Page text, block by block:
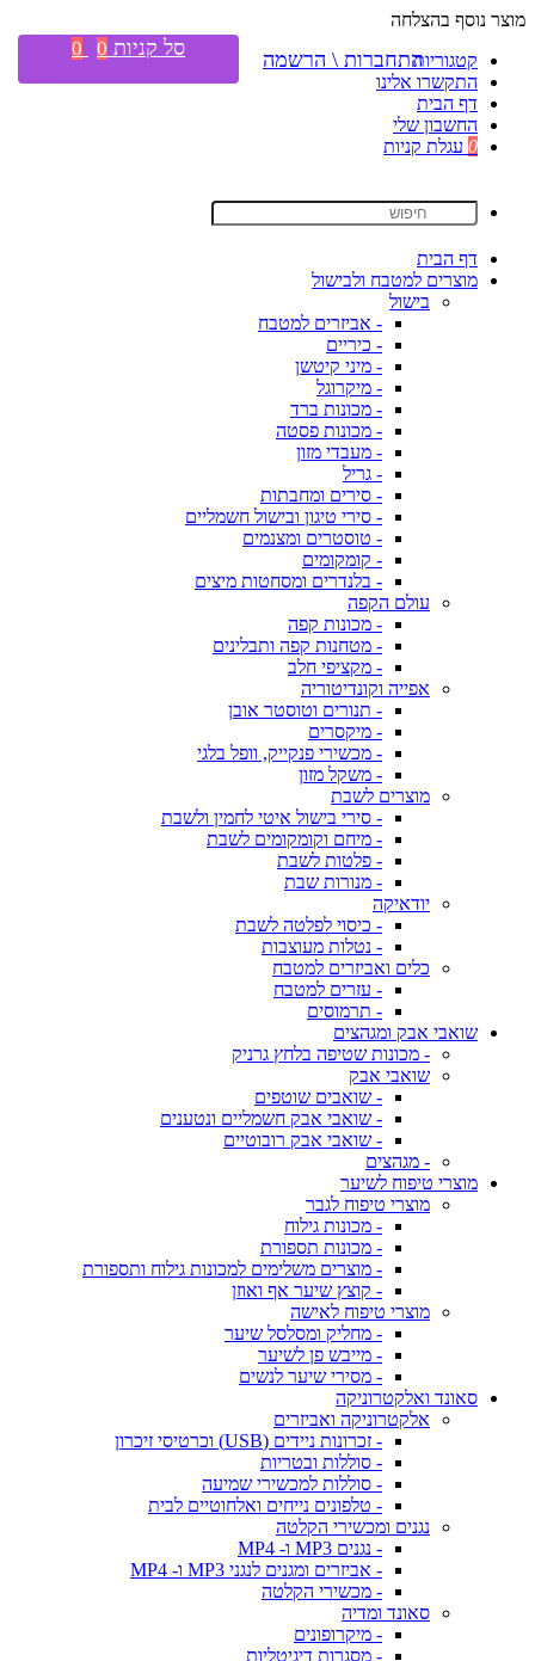
מוצר נוסף בהצלחה
קטגוריות
התקשרו אלינו
דף הבית
החשבון שלי
0 עגלת קניות
דף הבית
מוצרים למטבח ולבישול
בישול
- אביזרים למטבח
- כיריים
- מיני קיטשן
- מיקרוגל
- מכונות ברד
- מכונות פסטה
- מעבדי מזון
- גריל
- סירים ומחבתות
- סירי טיגון ובישול חשמליים
- טוסטרים ומצנמים
- קומקומים
- בלנדרים ומסחטות מיצים
עולם הקפה
- מכונות קפה
- מטחנות קפה ותבלינים
- מקציפי חלב
אפייה וקונדיטוריה
- תנורים וטוסטר אובן
- מיקסרים
- מכשירי פנקייק, וופל בלגי
- משקל מזון
מוצרים לשבת
- סירי בישול איטי לחמין ולשבת
- מיחם וקומקומים לשבת
- פלטות לשבת
- מנורות שבת
יודאיקה
- כיסוי לפלטה לשבת
- נטלות מעוצבות
כלים ואביזרים למטבח
- עזרים למטבח
- תרמוסים
שואבי אבק ומגהצים
- מכונות שטיפה בלחץ גרניק
שואבי אבק
- שואבים שוטפים
- שואבי אבק חשמליים ונטענים
- שואבי אבק רובוטיים
- מגהצים
מוצרי טיפוח לשיער
מוצרי טיפוח לגבר
- מכונות גילוח
- מכונות תספורת
- מוצרים משלימים למכונות גילוח ותספורת
- קוצץ שיער אף ואוזן
מוצרי טיפוח לאישה
- מחליק ומסלסל שיער
- מייבש פן לשיער
- מסירי שיער לנשים
סאונד ואלקטרוניקה
אלקטרוניקה ואביזרים
- זכרונות ניידים (USB) וכרטיסי זיכרון
- סוללות ובטריות
- סוללות למכשירי שמיעה
- טלפונים נייחים ואלחוטיים לבית
נגנים ומכשירי הקלטה
- נגנים MP3 ו- MP4
- אביזרים ומגנים לנגני MP3 ו- MP4
- מכשירי הקלטה
סאונד ומדיה
- מיקרופונים
- מסגרות דיגיטליות
התחברות \ הרשמה סל קניות 0
0